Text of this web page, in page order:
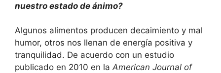
nuestro estado de ánimo?
Algunos alimentos producen decaimiento y mal
humor, otros nos llenan de energía positiva y
tranquilidad. De acuerdo con un estudio
publicado en 2010 en laAmerican Journal of